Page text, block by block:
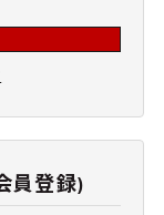
員登録)